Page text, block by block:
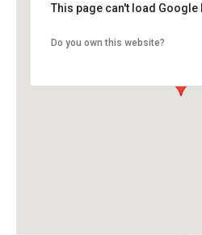
This page can't load
Do you own this website?